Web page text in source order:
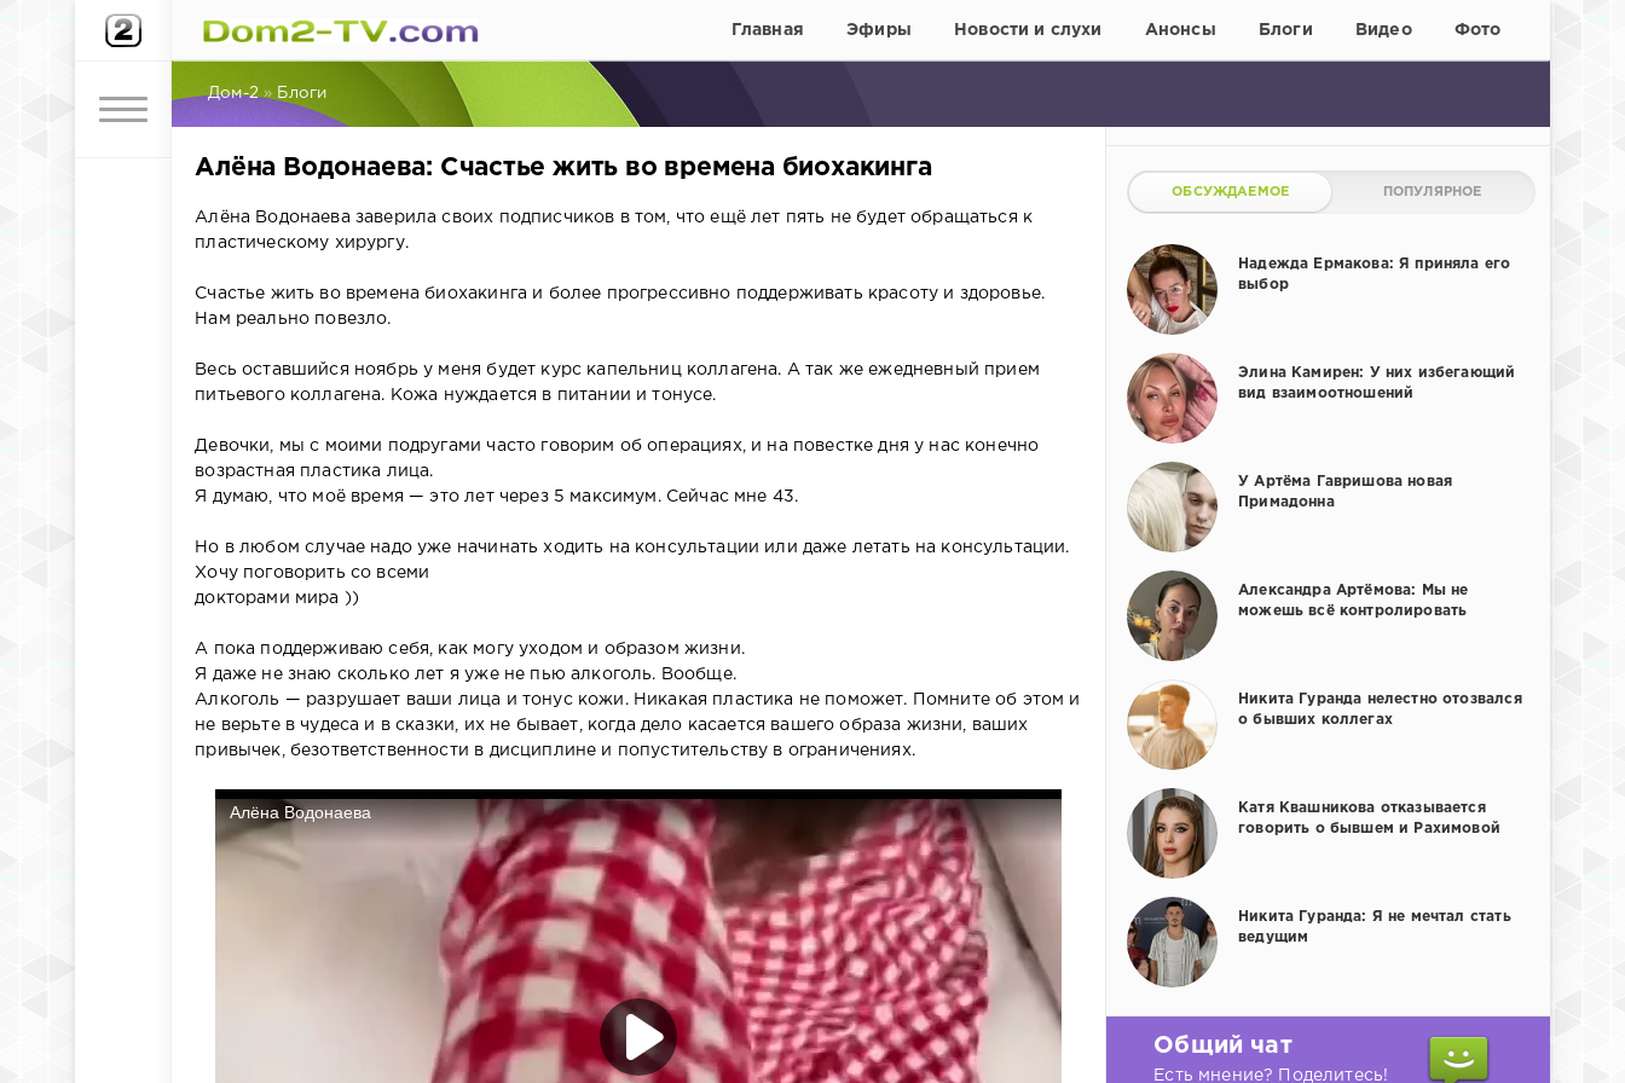
Главная Эфиры Новости и слухи Анонсы Блоги Видео Фото
Дом-2 » Блоги
Алёна Водонаева: Счастье жить во времена биохакинга
Алёна Водонаева заверила своих подписчиков в том, что ещё лет пять не будет обращаться к
пластическому хирургу.
Счастье жить во времена биохакинга и более прогрессивно поддерживать красоту и здоровье.
Нам реально повезло.
Весь оставшийся ноябрь у меня будет курс капельниц коллагена. А так же ежедневный прием
питьевого коллагена. Кожа нуждается в питании и тонусе.
Девочки, мы с моими подругами часто говорим об операциях, и на повестке дня у нас конечно
возрастная пластика лица.
Я думаю, что моё время — это лет через 5 максимум. Сейчас мне 43.
Но в любом случае надо уже начинать ходить на консультации или даже летать на консультации.
Хочу поговорить со всеми
докторами мира ))
А пока поддерживаю себя, как могу уходом и образом жизни.
Я даже не знаю сколько лет я уже не пью алкоголь. Вообще.
Алкоголь — разрушает ваши лица и тонус кожи. Никакая пластика не поможет. Помните об этом и
не верьте в чудеса и в сказки, их не бывает, когда дело касается вашего образа жизни, ваших
привычек, безответственности в дисциплине и попустительству в ограничениях.
ОБСУЖДАЕМОЕ ПОПУЛЯРНОЕ
Надежда Ермакова: Я приняла его
выбор
Элина Камирен: У них избегающий
вид взаимоотношений
У Артёма Гавришова новая
Примадонна
Александра Артёмова: Мы не
можешь всё контролировать
Никита Гуранда нелестно отозвался
о бывших коллегах
Катя Квашникова отказывается
говорить о бывшем и Рахимовой
Никита Гуранда: Я не мечтал стать
ведущим
Общий чат
Есть мнение? Поделитесь!